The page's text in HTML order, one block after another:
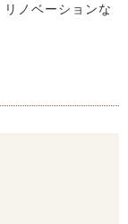
ノベーションな